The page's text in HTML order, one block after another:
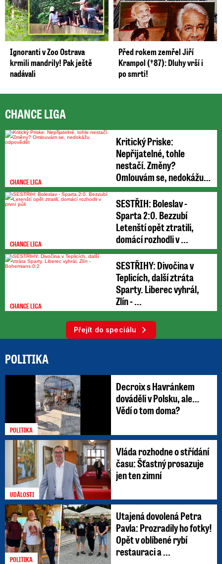
Ignoranti v Zoo Ostrava
krmili mandrily! Pak ještě
nadávali
Před rokem zemřel Jiří
Krampol (†87): Dluhy vrší i
po smrti!
CHANCE LIGA
CHANCE LIGA
Kritický Priske:
Nepřijatelné, tohle
nestačí. Změny?
Omlouvám se, nedokážu
odpovědět
CHANCE LIGA
SESTŘIH: Boleslav -
Sparta 2:0. Bezzubí
Letenští opět ztratili,
domácí rozhodli v ...
CHANCE LIGA
SESTŘIHY: Divočina v
Teplicích, další ztráta
Sparty. Liberec vyhrál,
Zlín - ...
Přejít do speciálu
POLITIKA
POLITIKA
Decroix s Havránkem
dováděli v Polsku, ale…
Vědí o tom doma?
UDÁLOSTI
Vláda rozhodne o střídání
času: Šťastný prosazuje
jen ten zimní
POLITIKA
Utajená dovolená Petra
Pavla: Prozradily ho fotky!
Opět v oblíbené rybí
restauraci a ...